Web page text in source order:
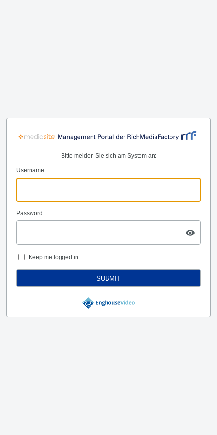
Bitte melden Sie sich am System an:
Username
Password
Keep me logged in
SUBMIT